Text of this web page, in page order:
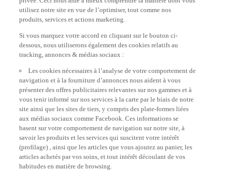
utilisez notre site en vue de l’optimiser, tout comme nos
produits, services et actions marketing.
dessous, nous utiliserons également des cookies relatifs au
tracking, annonces & médias sociaux :
navigation et à la fourniture d’annonces nous aident à vous
présenter des offres publicitaires relevantes sur nos gammes et à
vous tenir informé sur nos services à la carte par le biais de notre
site ainsi que les sites de tiers, y compris des plate-formes liées
aux médias sociaux comme Facebook. Ces informations se
basent sur votre comportement de navigation sur notre site, à
savoir les produits et les services qui suscitent votre intérêt
(profilage) , ainsi que les articles que vous ajoutez au panier, les
articles achetés par vos soins, et tout intérêt découlant de vos
habitudes en matière de browsing.